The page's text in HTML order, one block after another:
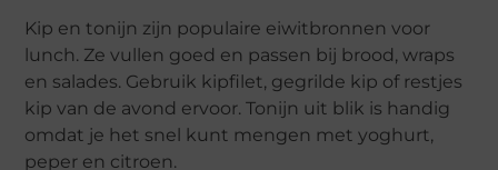
Kip en tonijn zijn populaire eiwitbronnen voor
lunch. Ze vullen goed en passen bij brood, wraps
en salades. Gebruik kipfilet, gegrilde kip of restjes
kip van de avond ervoor. Tonijn uit blik is handig
omdat je het snel kunt mengen met yoghurt,
peper en citroen.